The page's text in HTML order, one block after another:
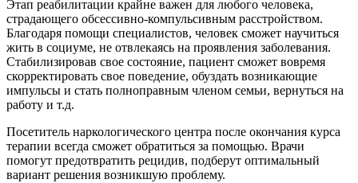
Этап реабилитации крайне важен для любого человека,
страдающего обсессивно-компульсивным расстройством.
Благодаря помощи специалистов, человек сможет научиться
жить в социуме, не отвлекаясь на проявления заболевания.
Стабилизировав свое состояние, пациент сможет вовремя
скорректировать свое поведение, обуздать возникающие
импульсы и стать полноправным членом семьи, вернуться на
работу и т.д.
Посетитель наркологического центра после окончания курса
терапии всегда сможет обратиться за помощью. Врачи
помогут предотвратить рецидив, подберут оптимальный
вариант решения возникшую проблему.